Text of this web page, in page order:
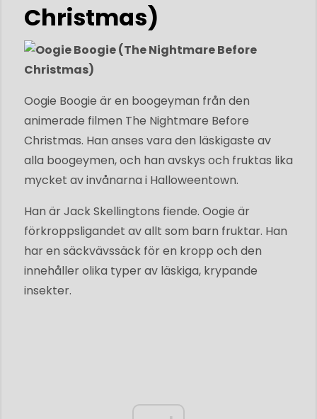
Christmas)
Oogie Boogie är en boogeyman från den
animerade filmen The Nightmare Before
Christmas. Han anses vara den läskigaste av
alla boogeymen, och han avskys och fruktas lika
mycket av invånarna i Halloweentown.
Han är Jack Skellingtons fiende. Oogie är
förkroppsligandet av allt som barn fruktar. Han
har en säckvävssäck för en kropp och den
innehåller olika typer av läskiga, krypande
insekter.